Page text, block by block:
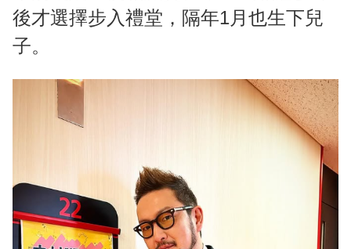
後才選擇步入禮堂，隔年1月也生下兒
子。